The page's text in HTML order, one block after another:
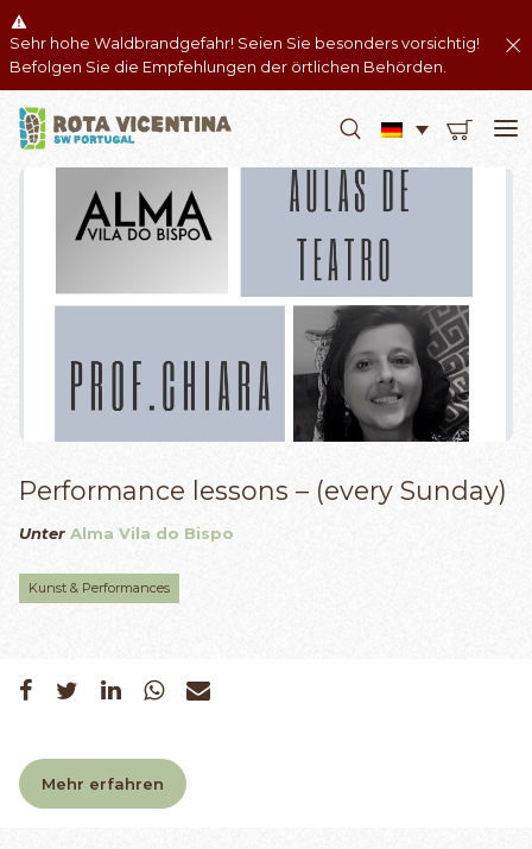
Sehr hohe Waldbrandgefahr! Seien Sie besonders vorsichtig!
Befolgen Sie die Empfehlungen der örtlichen Behörden.
Performance lessons – (every Sunday)
Unter Alma Vila do Bispo
Kunst & Performances
Mehr erfahren